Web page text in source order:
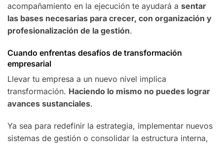
acompañamiento en la ejecución te ayudará a sentar
las bases necesarias para crecer, con organización y
profesionalización de la gestión.
Cuando enfrentas desafíos de transformación
empresarial
Llevar tu empresa a un nuevo nivel implica
transformación. Haciendo lo mismo no puedes lograr
avances sustanciales.
Ya sea para redefinir la estrategia, implementar nuevos
sistemas de gestión o consolidar la estructura interna,